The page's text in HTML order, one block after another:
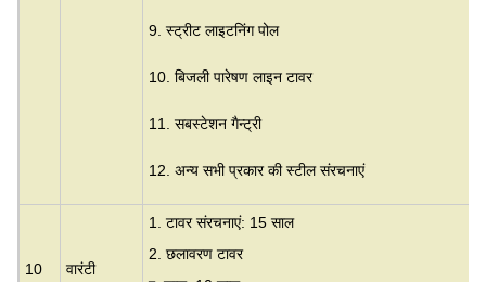
9. स्ट्रीट लाइटनिंग पोल
10. बिजली पारेषण लाइन टावर
11. सबस्टेशन गैन्ट्री
12. अन्य सभी प्रकार की स्टील संरचनाएं
10 वारंटी
1. टावर संरचनाएं: 15 साल
2. छलावरण टावर